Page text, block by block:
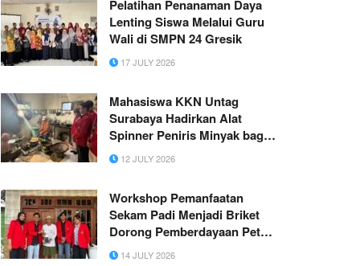
Pelatihan Penanaman Daya
Lenting Siswa Melalui Guru
Wali di SMPN 24 Gresik
17 JULY 2026
Mahasiswa KKN Untag
Surabaya Hadirkan Alat
Spinner Peniris Minyak bagi
UMKM Latansa di Desa
Kemangi
12 JULY 2026
Workshop Pemanfaatan
Sekam Padi Menjadi Briket
Dorong Pemberdayaan Petani
Desa Sidorejo
14 JULY 2026